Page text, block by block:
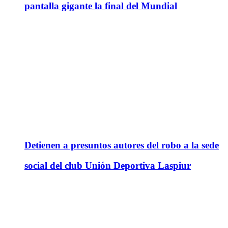
pantalla gigante la final del Mundial
Detienen a presuntos autores del robo a la sede
social del club Unión Deportiva Laspiur